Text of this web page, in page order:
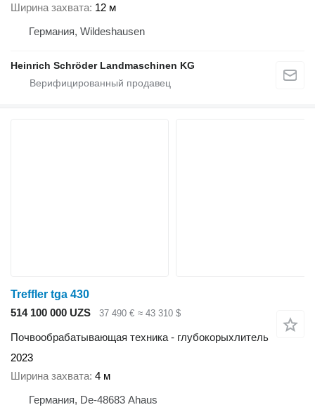
Ширина захвата 12 м
Германия, Wildeshausen
Heinrich Schröder Landmaschinen KG
Treffler tga 430
514 100 000 UZS
37 490 € ≈ 43 310 $
Почвообрабатывающая техника - глубокорыхлитель
2023
Ширина захвата 4 м
Германия, De-48683 Ahaus